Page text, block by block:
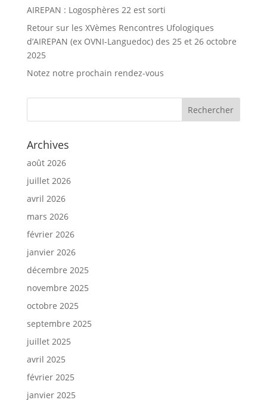
AIREPAN : Logosphères 22 est sorti
Retour sur les XVèmes Rencontres Ufologiques
d’AIREPAN (ex OVNI-Languedoc) des 25 et 26 octobre
2025
Notez notre prochain rendez-vous
Archives
août 2026
juillet 2026
avril 2026
mars 2026
février 2026
janvier 2026
décembre 2025
novembre 2025
octobre 2025
septembre 2025
juillet 2025
avril 2025
février 2025
janvier 2025